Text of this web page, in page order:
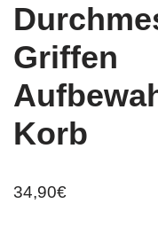
Griffen
Korb
34,90€